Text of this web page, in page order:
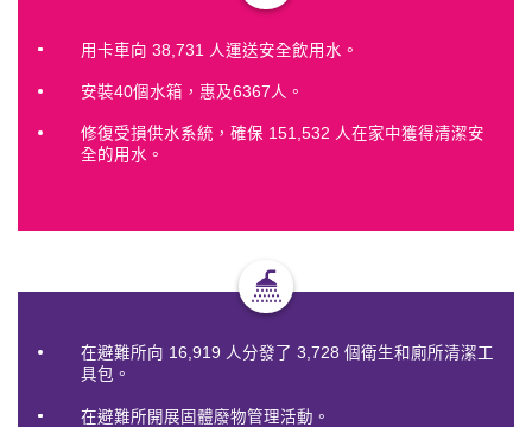
用卡車向 38,731 人運送安全飲用水。
安裝40個水箱，惠及6367人。
修復受損供水系統，確保 151,532 人在家中獲得清潔安
全的用水。
在避難所向 16,919 人分發了 3,728 個衛生和廁所清潔工
具包。
在避難所開展固體廢物管理活動。